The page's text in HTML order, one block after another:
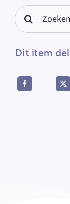
Search
for:
Dit item